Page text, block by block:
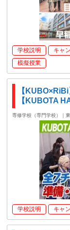
学校説明 キャ
模擬授業
【
【KUBOTA
専修学校（専門学校）｜
学校説明 キャ